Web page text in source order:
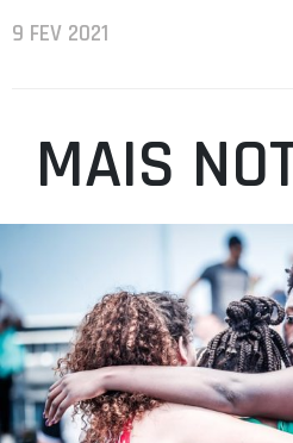
9 FEV 2021
MAIS